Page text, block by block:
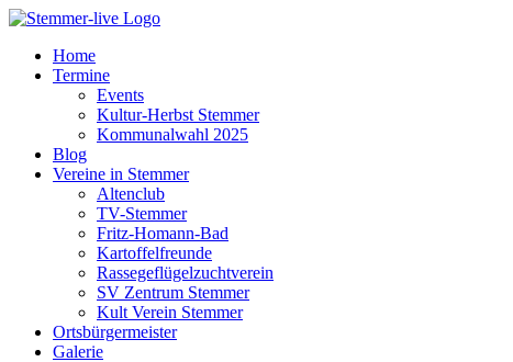
Home
Termine
Events
Kultur-Herbst Stemmer
Kommunalwahl 2025
Blog
Vereine in Stemmer
Altenclub
TV-Stemmer
Fritz-Homann-Bad
Kartoffelfreunde
Rassegeflügelzuchtverein
SV Zentrum Stemmer
Kult Verein Stemmer
Ortsbürgermeister
Galerie